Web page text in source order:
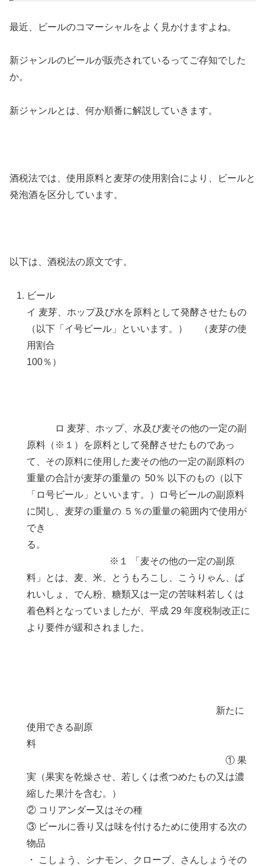
最近、ビールのコマーシャルをよく見かけますよね。
新ジャンルのビールが販売されているってご存知でした
か。
新ジャンルとは、何か順番に解説していきます。
酒税法では、使用原料と麦芽の使用割合により、ビールと
発泡酒を区分しています。
以下は、酒税法の原文です。
ビール
イ 麦芽、ホップ及び水を原料として発酵させたもの
（以下「イ号ビール」といいます。） （麦芽の使
用割合
100％）
ロ 麦芽、ホップ、水及び麦その他の一定の副
原料（※１）を原料として発酵させたものであっ
て、その原料に使用した麦その他の一定の副原料の
重量の合計が麦芽の重量の 50％ 以下のもの（以下
「ロ号ビール」といいます。）ロ号ビールの副原料
に関し、麦芽の重量の ５％の重量の範囲内で使用が
でき
る。
※１ 「麦その他の一定の副原
料」とは、麦、米、とうもろこし、こうりゃん、ば
れいしょ、でん粉、糖類又は一定の苦味料若しくは
着色料となっていましたが、平成 29 年度税制改正に
より要件が緩和されました。
新たに
使用できる副原
料
① 果
実（果実を乾燥させ、若しくは煮つめたもの又は濃
縮した果汁を含む。）
② コリアンダー又はその種
③ ビールに香り又は味を付けるために使用する次の
物品
・ こしょう、シナモン、クローブ、さんしょうその